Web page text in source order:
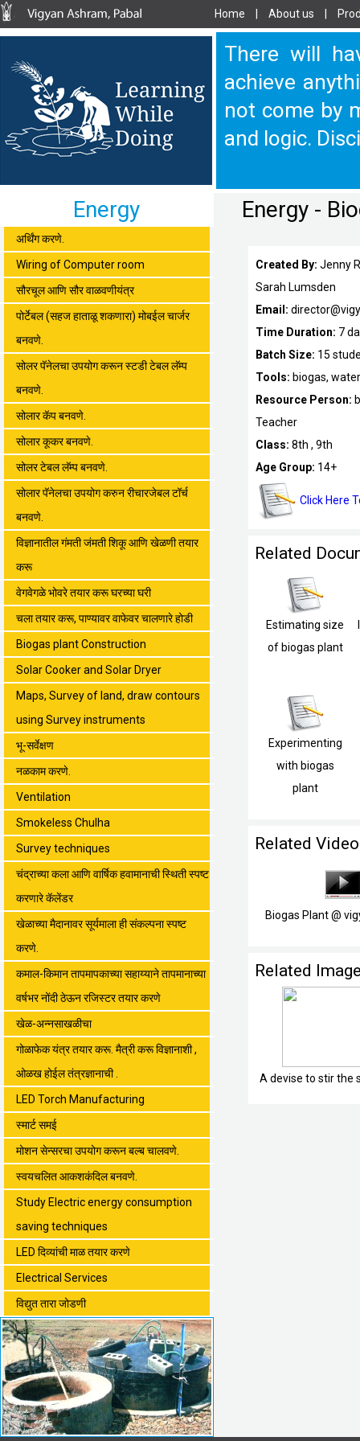
Home About us
There will
achieve
not come by
and logic.
Energy
अर्थिंग करणे.
Wiring of Computer room
सौरचूल आणि सौर वाळवणीयंत्र
पोर्टेबल (सहज हाताळू शकणारा) मोबईल चार्जर
बनवणे.
सोलर पॅनेलचा उपयोग करून स्टडी टेबल लॅम्प
बनवणे.
सोलार कॅप बनवणे.
सोलार कूकर बनवणे.
सोलर टेबल लॅम्प बनवणे.
सोलार पॅनेलचा उपयोग करुन रीचारजेबल टॉर्च
बनवणे.
विज्ञानातील गंमती जंमती शिकू आणि खेळणी तयार
करू
वेगवेगळे भोवरे तयार करू घरच्या घरी
चला तयार करू, पाण्यावर वाफेवर चालणारे होडी
Biogas plant Construction
Solar Cooker and Solar Dryer
Maps, Survey of land, draw contours
using Survey instruments
भू-सर्वेक्षण
नळकाम करणे.
Ventilation
Smokeless Chulha
Survey techniques
चंद्राच्या कला आणि वार्षिक हवामानाची स्थिती स्पष्ट
करणारे कॅलेंडर
खेळाच्या मैदानावर सूर्यमाला ही संकल्पना स्पष्ट
करणे.
कमाल-किमान तापमापकाच्या सहाय्याने तापमानाच्या
वर्षभर नोंदी ठेऊन रजिस्टर तयार करणे
खेळ-अन्नसाखळीचा
गोळाफेक यंत्र तयार करू. मैत्री करू विज्ञानाशी ,
ओळख होईल तंत्रज्ञानाची .
LED Torch Manufacturing
स्मार्ट समई
मोशन सेन्सरचा उपयोग करून बल्ब चालवणे.
स्वयचलित आकशकंदिल बनवणे.
Study Electric energy consumption
saving techniques
LED दिव्यांची माळ तयार करणे
Electrical Services
विद्युत तारा जोडणी
Energy -
Created By: Jenny
Sarah Lumsden
Email:
Time Duration: 7
Batch Size: 15
Tools: biogas,
Resource Person:
Teacher
Class: 8th , 9th
Age Group: 14+
Click Here
Related
Estimating size
of biogas plant
Experimenting
with biogas
plant
Related
Biogas Plant @
Related
A devise to stir the